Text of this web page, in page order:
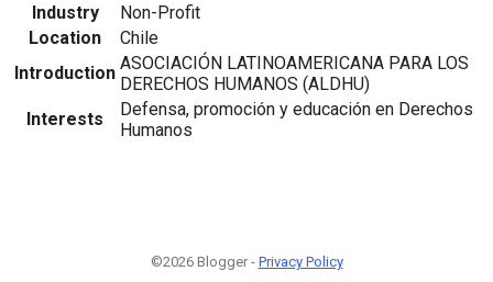
Industry
Non-Profit
Location
Chile
Introduction ASOCIACIÓN LATINOAMERICANA PARA LOS
DERECHOS HUMANOS (ALDHU)
Interests
Defensa, promoción y educación en Derechos
Humanos
©2026 Blogger - Privacy Policy